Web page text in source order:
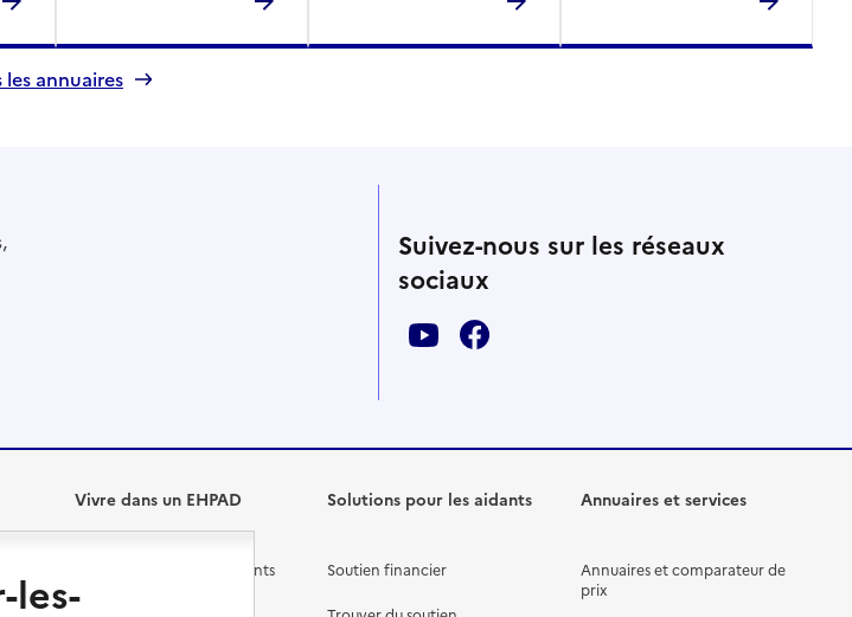
les annuaires
Suivez-nous sur les réseaux
sociaux
Vivre dans un EHPAD
Les différents établissements
Solutions pour les aidants
Soutien financier
Annuaires et services
Annuaires et comparateur de
prix
les-